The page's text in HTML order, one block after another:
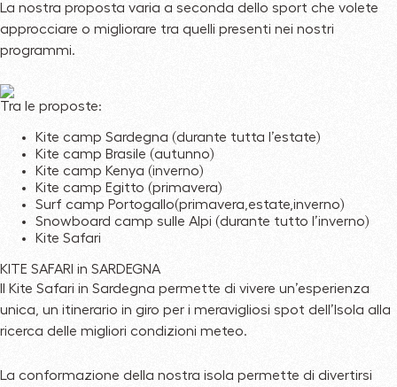
La nostra proposta varia a seconda dello sport che volete
approcciare o migliorare tra quelli presenti nei nostri
programmi.
Tra le proposte:
Kite camp Sardegna (durante tutta l’estate)
Kite camp Brasile (autunno)
Kite camp Kenya (inverno)
Kite camp Egitto (primavera)
Surf camp Portogallo(primavera,estate,inverno)
Snowboard camp sulle Alpi (durante tutto l’inverno)
Kite Safari
KITE SAFARI in SARDEGNA
Il Kite Safari in Sardegna permette di vivere un’esperienza
unica, un itinerario in giro per i meravigliosi spot dell’Isola alla
ricerca delle migliori condizioni meteo.
La conformazione della nostra isola permette di divertirsi